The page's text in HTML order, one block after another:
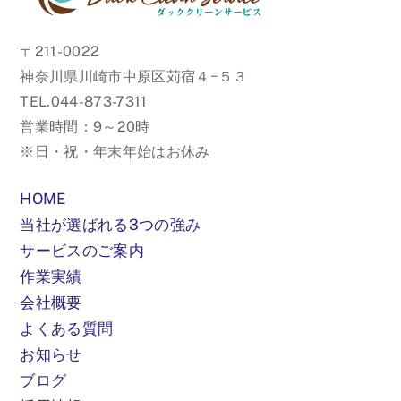
〒211-0022
神奈川県川崎市中原区苅宿４−５３
TEL.044-873-7311
営業時間：9～20時
※日・祝・年末年始はお休み
HOME
当社が選ばれる3つの強み
サービスのご案内
作業実績
会社概要
よくある質問
お知らせ
ブログ